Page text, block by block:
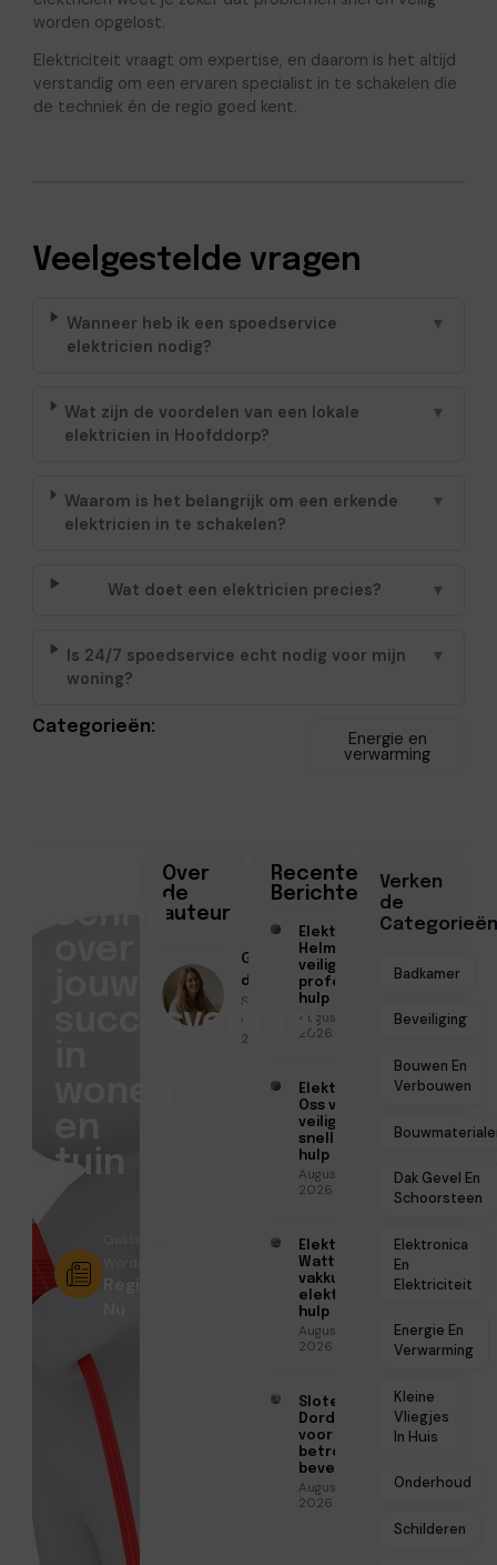
worden opgelost.
Elektriciteit vraagt om expertise, en daarom is het altijd
verstandig om een ervaren specialist in te schakelen die
de techniek én de regio goed kent.
Veelgestelde vragen
Wanneer heb ik een spoedservice
elektricien nodig?
▼
Wat zijn de voordelen van een lokale
elektricien in Hoofddorp?
▼
Waarom is het belangrijk om een erkende
elektricien in te schakelen?
▼
Wat doet een elektricien precies? ▼
Is 24/7 spoedservice echt nodig voor mijn
woning?
▼
Categorieën:
Energie en
verwarming
Over
de
auteur
Geschreven
door
Sofia Mendes
● April 20,
2026
Recente
Berichten
Elektricien
Helmond voor
veilige en
professionele
hulp
Augustus 6,
2026
Elektricien
Oss voor
veilige en
snelle
hulp
Augustus 6,
2026
Elektricien
Watt voor
vakkundige
elektrische
hulp
Augustus 5,
2026
Slotenmaker
Dordrecht
voor
betrouwbare
beveiliging
Augustus 3,
2026
Verken
de
Categorieën
Badkamer
Beveiliging
Bouwen En
Verbouwen
Dak Gevel En
Schoorsteen
Elektronica
En
Elektriciteit
Energie En
Verwarming
Kleine
Vliegjes
In Huis
Onderhoud
Schilderen
Schrijf
succesverhaal
tuin
Registreer